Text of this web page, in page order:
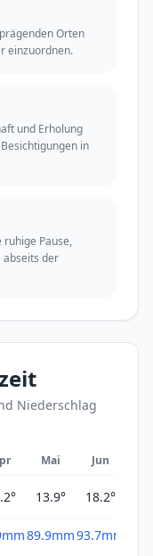
Orten
einzuordnen.
und Erholung
in
Pause,
abseits der
Niederschlag
Mai Jun
13.9° 18.2°
89.9mm93.7mm